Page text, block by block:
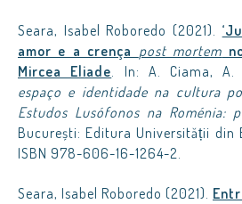
Seara, Isabel Roboredo (2021).
amor e a crença post mortem
Mircea Eliade. In: A. Ciama, A.
espaço e identidade na cultura
Estudos Lusófonos na Roménia:
București: Editura Universității din
ISBN 978-606-16-1264-2.
Seara, Isabel Roboredo (2021).